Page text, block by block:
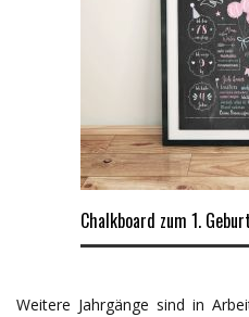
Chalkboard zum 1.
Weitere Jahrgänge sind in